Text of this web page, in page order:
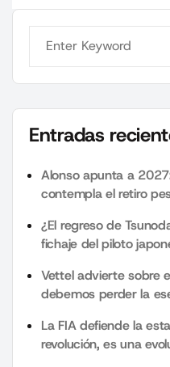
Entradas
Alonso apunta a
contempla el retiro
¿El regreso de
fichaje del piloto
Vettel advierte sobre
debemos perder la
La FIA defiende la
revolución, es una